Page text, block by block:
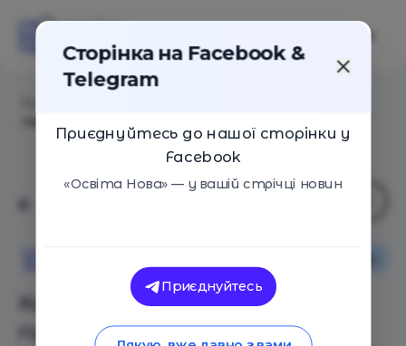
Как преодолеть летнюю
гаджетоманию у детей: 5
Сторінка на Facebook &
Telegram
Приєднуйтесь до нашої сторінки у
Facebook
«Освіта Нова» — у вашій стрічці новин
Приєднуйтесь